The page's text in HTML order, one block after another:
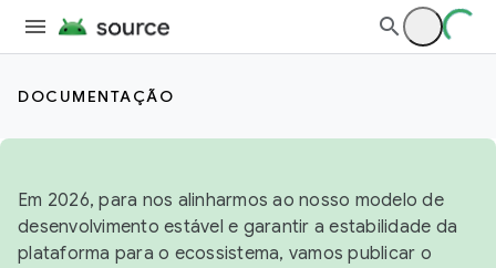
DOCUMENTAÇÃO
Em 2026, para nos alinharmos ao nosso modelo de
desenvolvimento estável e garantir a estabilidade da
plataforma para o ecossistema, vamos publicar o